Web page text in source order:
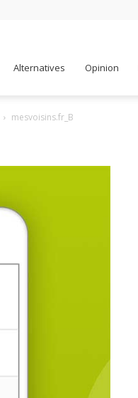
Alternatives Opinion
mesvoisins.fr_B